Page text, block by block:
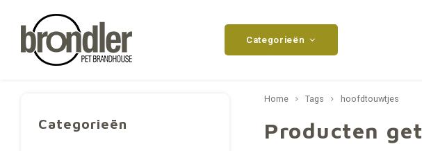
Categorieën
Categorieën
Home Tags hoofdtouwtjes
Producten